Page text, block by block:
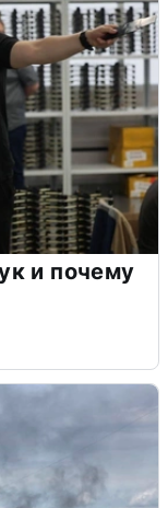
и почему